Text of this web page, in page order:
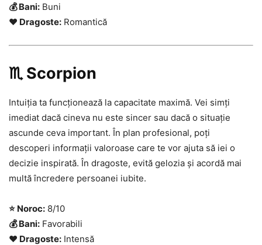
💰 Bani: Buni
❤️ Dragoste: Romantică
♏ Scorpion
Intuiția ta funcționează la capacitate maximă. Vei simți
imediat dacă cineva nu este sincer sau dacă o situație
ascunde ceva important. În plan profesional, poți
descoperi informații valoroase care te vor ajuta să iei o
decizie inspirată. În dragoste, evită gelozia și acordă mai
multă încredere persoanei iubite.
⭐ Noroc: 8/10
💰 Bani: Favorabili
❤️ Dragoste: Intensă